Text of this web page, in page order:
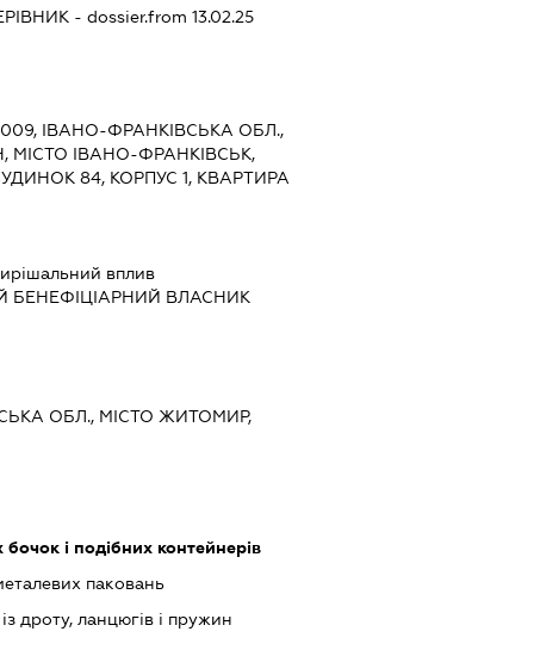
- dossier.from 13.02.25
ІВАНО-ФРАНКІВСЬКА ОБЛ.,
МІСТО ІВАНО-ФРАНКІВСЬК,
84, КОРПУС 1, КВАРТИРА
вплив
БЕНЕФІЦІАРНИЙ ВЛАСНИК
ОБЛ., МІСТО ЖИТОМИР,
і подібних контейнерів
паковань
дроту, ланцюгів і пружин